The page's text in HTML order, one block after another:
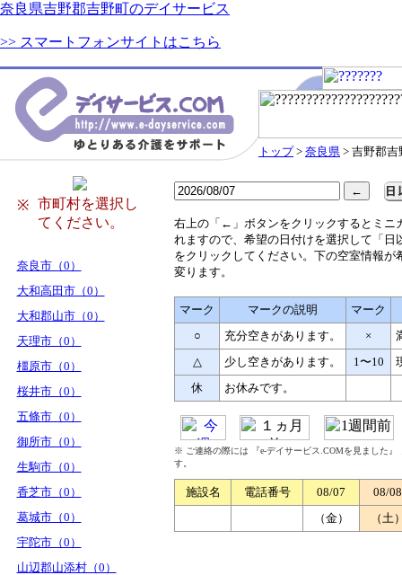
奈良県吉野郡吉野町のデイサービス
>> スマートフォンサイトはこちら
トップ> 奈良県 > 吉野郡吉
※
市町村を選択し
てください。
奈良市（0）
大和高田市（0）
大和郡山市（0）
天理市（0）
橿原市（0）
桜井市（0）
五條市（0）
御所市（0）
生駒市（0）
香芝市（0）
葛城市（0）
宇陀市（0）
山辺郡山添村（0）
右上の「←」ボタンをクリックするとミニ
れますので、希望の日付けを選択して「日
をクリックしてください。下の空室情報が
変ります。
マーク マークの説明
マーク
○
充分空きがあります。 ×
△
少し空きがあります。 1〜10
休
お休みです。
※ ご連絡の際には 『e-デイサービス.COMを見ました
す。
施設名 電話番号 08/07
08/08
（金）
（土